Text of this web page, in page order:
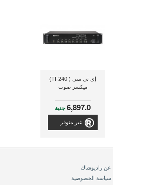
إى تى سى ( TI-240)
ميكسر صوت
6,897.0جنية
غير متوفر
عن راديوشاك
سياسة الخصوصية